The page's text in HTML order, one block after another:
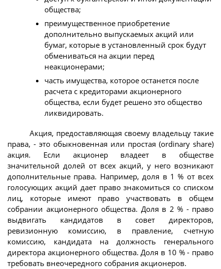
общества;
преимущественное приобретение
дополнительно выпускаемых акций или
бумаг, которые в установленный срок будут
обмениваться на акции перед
неакционерами;
часть имущества, которое останется после
расчета с кредиторами акционерного
общества, если будет решено это общество
ликвидировать.
Акция, предоставляющая своему владельцу такие
права, - это обыкновенная или простая (ordinary share)
акция. Если акционер владеет в обществе
значительной долей от всех акций, у него возникают
дополнительные права. Например, доля в 1 % от всех
голосующих акций дает право знакомиться со списком
лиц, которые имеют право участвовать в общем
собрании акционерного общества. Доля в 2 % - право
выдвигать кандидатов в совет директоров,
ревизионную комиссию, в правление, счетную
комиссию, кандидата на должность генерального
директора акционерного общества. Доля в 10 % - право
требовать внеочередного собрания акционеров.